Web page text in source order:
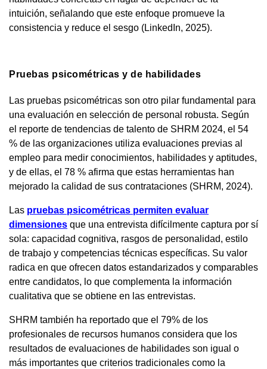
intuición, señalando que este enfoque promueve la
consistencia y reduce el sesgo (LinkedIn, 2025).
Pruebas psicométricas y de habilidades
Las pruebas psicométricas son otro pilar fundamental para
una evaluación en selección de personal robusta. Según
el reporte de tendencias de talento de SHRM 2024, el 54
% de las organizaciones utiliza evaluaciones previas al
empleo para medir conocimientos, habilidades y aptitudes,
y de ellas, el 78 % afirma que estas herramientas han
mejorado la calidad de sus contrataciones (SHRM, 2024).
Las pruebas psicométricas permiten evaluar
dimensiones que una entrevista difícilmente captura por sí
sola: capacidad cognitiva, rasgos de personalidad, estilo
de trabajo y competencias técnicas específicas. Su valor
radica en que ofrecen datos estandarizados y comparables
entre candidatos, lo que complementa la información
cualitativa que se obtiene en las entrevistas.
SHRM también ha reportado que el 79% de los
profesionales de recursos humanos considera que los
resultados de evaluaciones de habilidades son igual o
más importantes que criterios tradicionales como la